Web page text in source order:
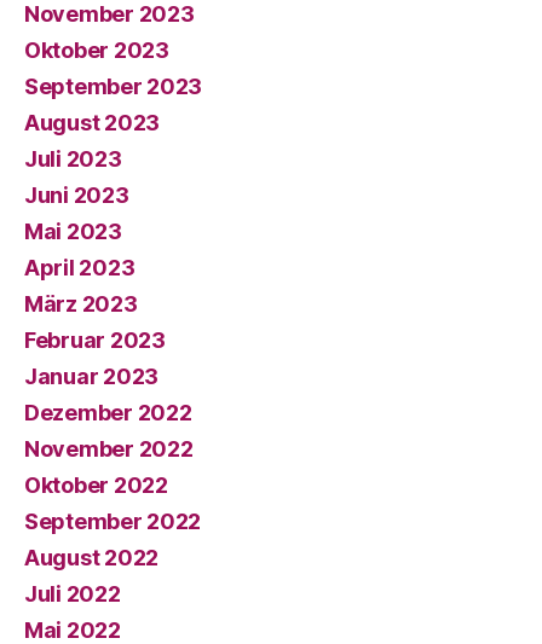
November 2023
Oktober 2023
September 2023
August 2023
Juli 2023
Juni 2023
Mai 2023
April 2023
März 2023
Februar 2023
Januar 2023
Dezember 2022
November 2022
Oktober 2022
September 2022
August 2022
Juli 2022
Mai 2022